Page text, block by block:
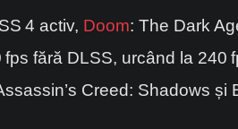
4 activ, Doom: The Dark
fără DLSS, urcând la 240
Creed: Shadows